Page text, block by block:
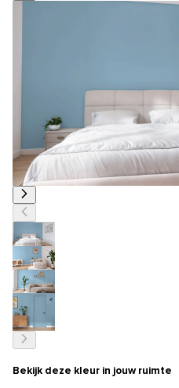
Bekijk deze kleur in jouw ruimte